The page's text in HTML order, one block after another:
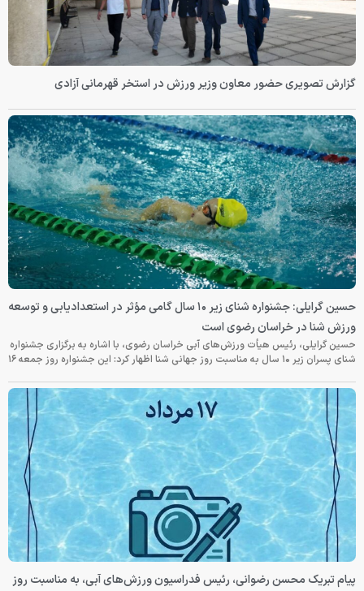
گزارش تصویری حضور معاون وزیر ورزش در استخر قهرمانی آزادی
حسین گرایلی: جشنواره شنای زیر ۱۰ سال گامی مؤثر در استعدادیابی و توسعه
ورزش شنا در خراسان رضوی است
حسین گرایلی، رئیس هیأت ورزش‌های آبی خراسان رضوی، با اشاره به برگزاری جشنواره
شنای پسران زیر ۱۰ سال به مناسبت روز جهانی شنا اظهار کرد: این جشنواره روز جمعه‌ ۱۶
پیام تبریک محسن رضوانی، رئیس فدراسیون ورزش‌های آبی، به مناسبت روز